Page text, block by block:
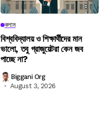
কলাম
বিশ্ববিদ্যালয় ও শিক্ষার্থীদের মান
ভালো, তবু গ্রাজুয়েটরা কেন জব
পাচ্ছে না?
Biggani Org
August 3, 2026